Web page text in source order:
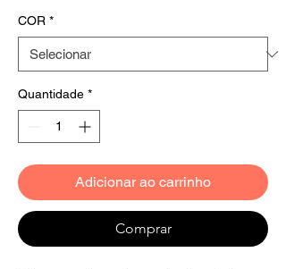
COR *
Quantidade *
Adicionar ao carrinho
Comprar